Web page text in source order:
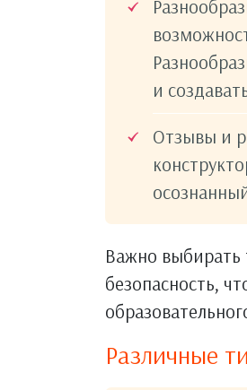
и
Отзывы и
Важно выбирать
безопасность,
Различные